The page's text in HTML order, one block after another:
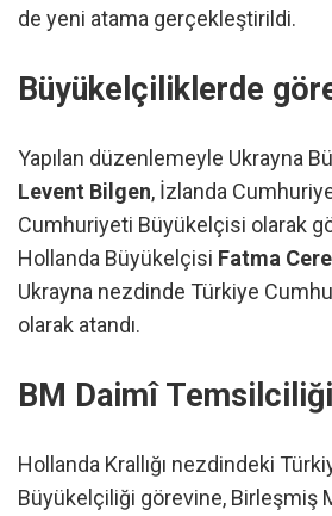
de yeni atama gerçekleştirildi.
Büyükelçiliklerde
Yapılan düzenlemeyle Ukrayna
Levent Bilgen, İzlanda
Cumhuriyeti Büyükelçisi olarak
Hollanda Büyükelçisi Fatma
Ukrayna nezdinde Türkiye
olarak atandı.
BM Daimî
Hollanda Krallığı nezdindeki
Büyükelçiliği görevine, Birleşmiş